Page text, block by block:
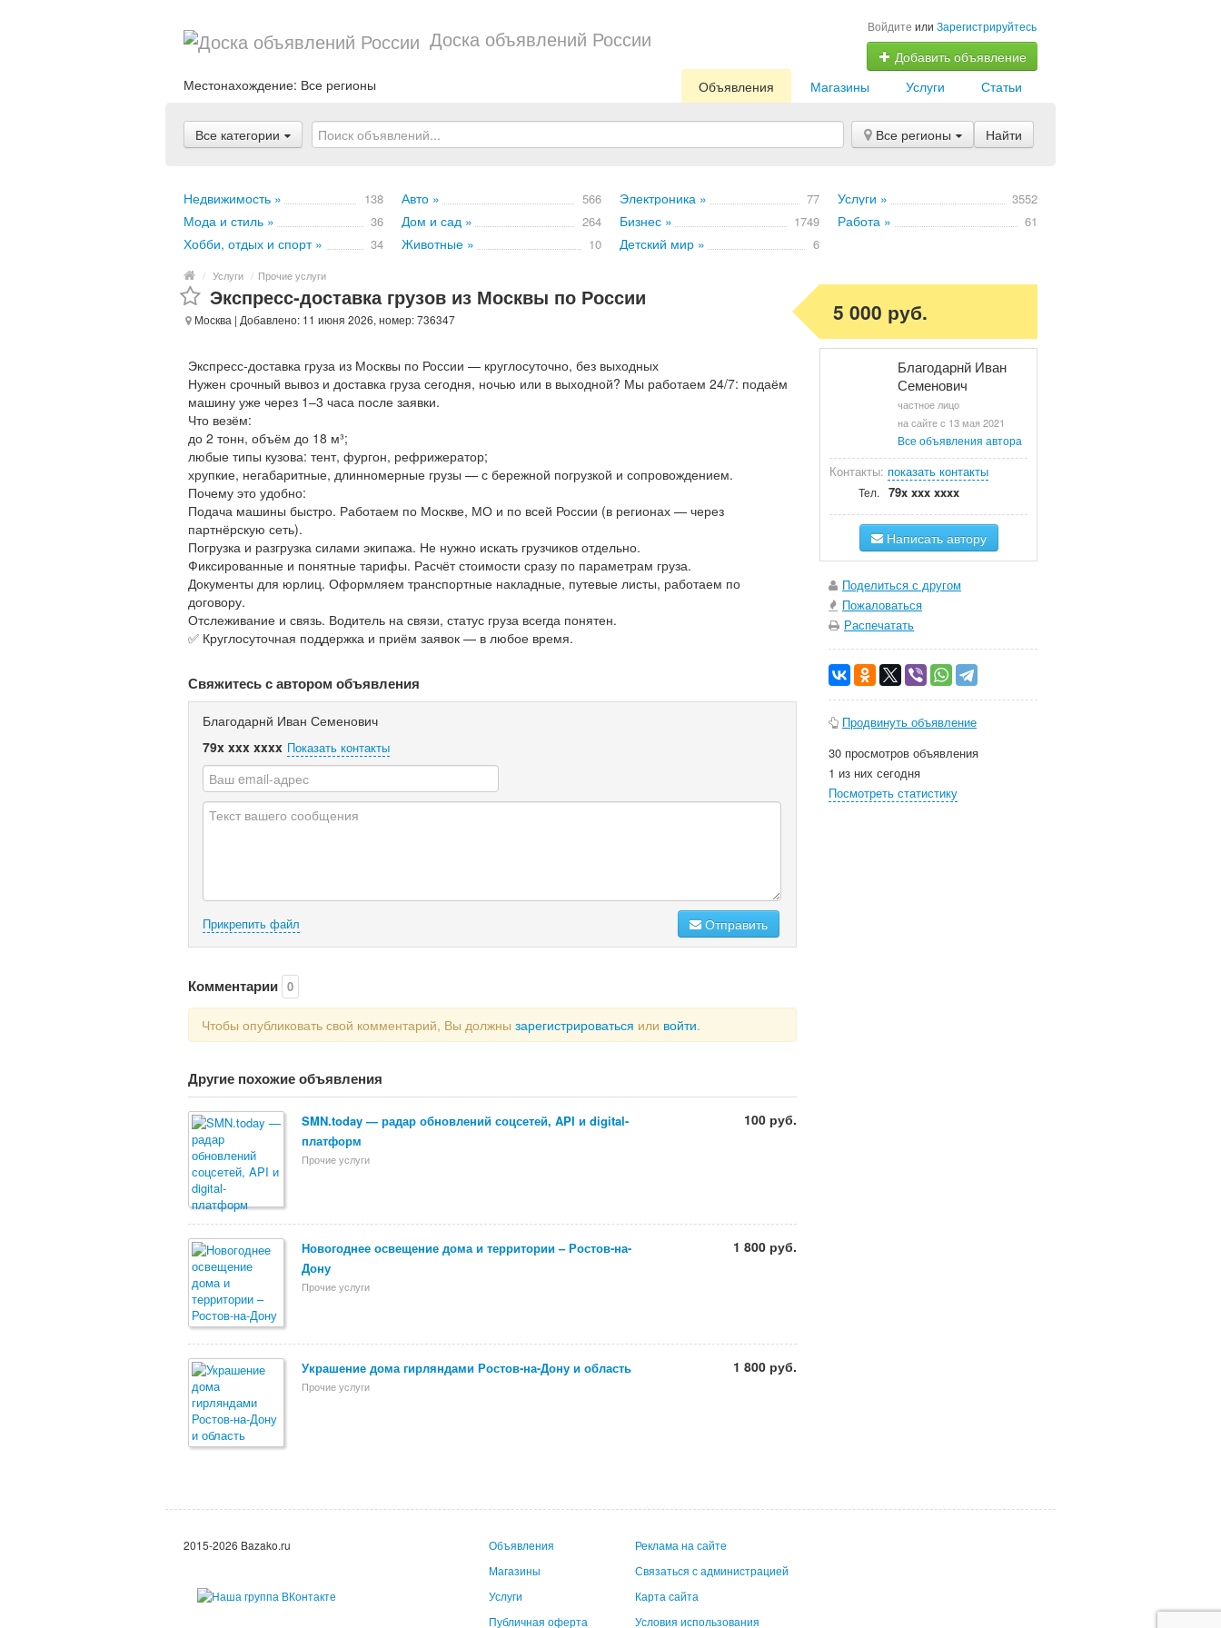
Доска объявлений России Войдите или Зарегистрируйтесь
Добавить объявление
Местонахождение: Все регионы Статьи
Услуги
Магазины
Объявления
Все категории Все регионы Найти
Недвижимость » 138 Авто » 566 Электроника » 77 Услуги » 3552
Мода и стиль » 36 Дом и сад » 264 Бизнес » 1749 Работа » 61
Хобби, отдых и спорт » 34 Животные » 10 Детский мир » 6
/ Услуги / Прочие услуги
Экспресс‑доставка грузов из Москвы по России
Москва | Добавлено: 11 июня 2026, номер: 736347
Экспресс‑доставка груза из Москвы по России — круглосуточно, без выходных
Нужен срочный вывоз и доставка груза сегодня, ночью или в выходной? Мы работаем 24/7: подаём
машину уже через 1–3 часа после заявки.
Что везём:
до 2 тонн, объём до 18 м³;
любые типы кузова: тент, фургон, рефрижератор;
хрупкие, негабаритные, длинномерные грузы — с бережной погрузкой и сопровождением.
Почему это удобно:
Подача машины быстро. Работаем по Москве, МО и по всей России (в регионах — через
партнёрскую сеть).
Погрузка и разгрузка силами экипажа. Не нужно искать грузчиков отдельно.
Фиксированные и понятные тарифы. Расчёт стоимости сразу по параметрам груза.
Документы для юрлиц. Оформляем транспортные накладные, путевые листы, работаем по
договору.
Отслеживание и связь. Водитель на связи, статус груза всегда понятен.
✅ Круглосуточная поддержка и приём заявок — в любое время.
Свяжитесь с автором объявления
Благодарнй Иван Семенович
79x xxx xxxx Показать контакты
Прикрепить файл Отправить
Комментарии 0
Чтобы опубликовать свой комментарий, Вы должны зарегистрироваться или войти.
Другие похожие объявления
SMN.today — радар обновлений соцсетей, API и digital-
платформ
Прочие услуги
100 руб.
Новогоднее освещение дома и территории – Ростов-на-
Дону
Прочие услуги
1 800 руб.
Украшение дома гирляндами Ростов-на-Дону и область
Прочие услуги
1 800 руб.
5 000 руб.
Благодарнй Иван
Семенович
частное лицо
на сайте с 13 мая 2021
Все объявления автора
Контакты: показать контакты
Тел. 79x xxx xxxx
Написать автору
Поделиться с другом
Пожаловаться
Распечатать
Продвинуть объявление
30 просмотров объявления
1 из них сегодня
Посмотреть статистику
2015-2026 Bazako.ru
Объявления
Магазины
Услуги
Публичная оферта
Реклама на сайте
Связаться с администрацией
Карта сайта
Условия использования